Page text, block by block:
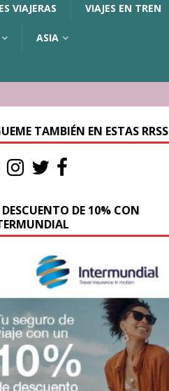
VIAJERAS VIAJES EN TREN
ASIA
TAMBIÉN EN ESTAS RRSS
DE 10% CON